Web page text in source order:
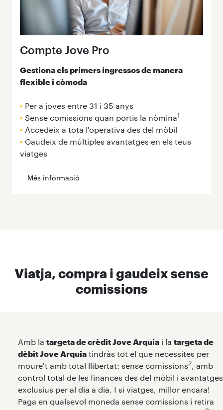
Compte Jove Pro
Gestiona els primers ingressos de manera
flexible i còmoda
• Per a joves entre 31 i 35 anys
• Sense comissions quan portis la nòmina1
• Accedeix a tota l'operativa des del mòbil
• Gaudeix de múltiples avantatges en els teus
viatges
Més informació
Viatja, compra i gaudeix sense
comissions
Amb la targeta de crèdit Jove Arquia i la targeta de
dèbit Jove Arquia tindràs tot el que necessites per
moure't amb total llibertat: sense comissions2 , amb
control total de les finances des del mòbil i avantatges
exclusius per al dia a dia. I si viatges, millor encara!
Paga en qualsevol moneda sense comissions i retira